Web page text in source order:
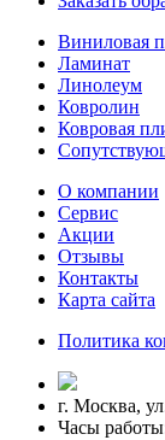
Виниловая
Ламинат
Линолеум
Ковролин
Ковровая
О компании
Сервис
Акции
Отзывы
Контакты
Карта сайта
Политика
г. Москва,
Часы